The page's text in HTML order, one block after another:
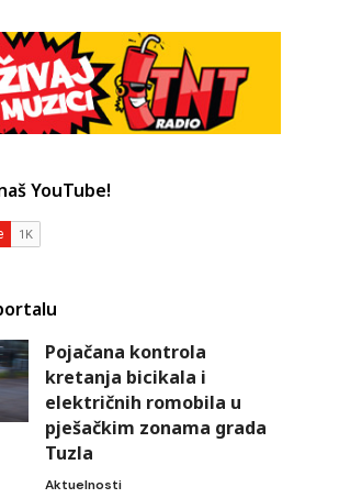
YouTube!
Pojačana kontrola
kretanja bicikala i
električnih romobila u
pješačkim zonama grada
Tuzla
Aktuelnosti